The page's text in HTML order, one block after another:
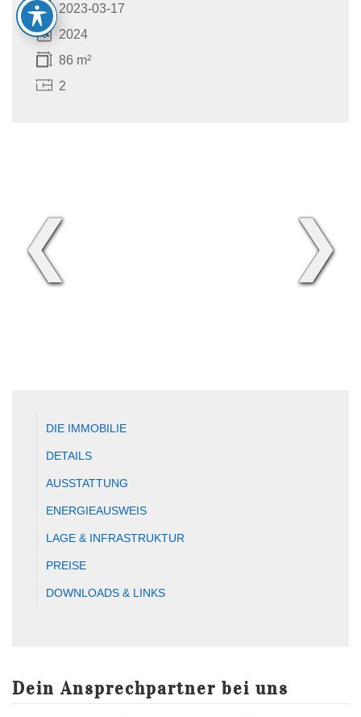
2023-03-17
2024
86 m²
2
❮ ❯
DIE IMMOBILIE
DETAILS
AUSSTATTUNG
ENERGIEAUSWEIS
LAGE & INFRASTRUKTUR
PREISE
DOWNLOADS & LINKS
Dein Ansprechpartner bei uns